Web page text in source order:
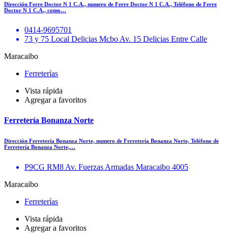
Dirección Ferre Doctor N 1 C.A., numero de Ferre Doctor N 1 C.A., Teléfono de Ferre
Doctor N 1 C.A., como…
0414-9695701
73 y 75 Local Delicias Mcbo Av. 15 Delicias Entre Calle
Maracaibo
Ferreterías
Vista rápida
Agregar a favoritos
Ferretería Bonanza Norte
Dirección Ferretería Bonanza Norte, numero de Ferretería Bonanza Norte, Teléfono de
Ferretería Bonanza Norte,…
P9CG RM8 Av. Fuerzas Armadas Maracaibo 4005
Maracaibo
Ferreterías
Vista rápida
Agregar a favoritos